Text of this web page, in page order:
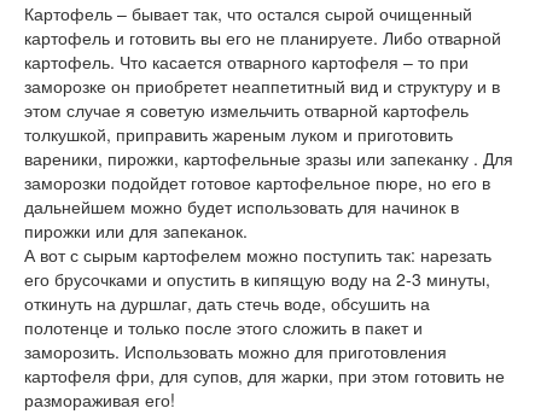
Картофель – бывает так, что остался сырой очищенный
картофель и готовить вы его не планируете. Либо отварной
картофель. Что касается отварного картофеля – то при
заморозке он приобретет неаппетитный вид и структуру и в
этом случае я советую измельчить отварной картофель
толкушкой, приправить жареным луком и приготовить
вареники, пирожки, картофельные зразы или запеканку . Для
заморозки подойдет готовое картофельное пюре, но его в
дальнейшем можно будет использовать для начинок в
пирожки или для запеканок.
А вот с сырым картофелем можно поступить так: нарезать
его брусочками и опустить в кипящую воду на 2-3 минуты,
откинуть на дуршлаг, дать стечь воде, обсушить на
полотенце и только после этого сложить в пакет и
заморозить. Использовать можно для приготовления
картофеля фри, для супов, для жарки, при этом готовить не
размораживая его!